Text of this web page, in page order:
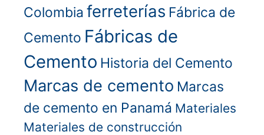
Colombia ferreterías Fábrica de
Cemento Fábricas de
Cemento Historia del Cemento
Marcas de cemento Marcas
de cemento en Panamá Materiales
Materiales de construcción